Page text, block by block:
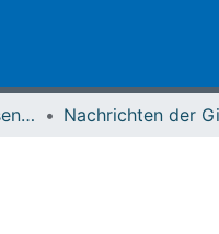
Nachrichten der Giessener Hochschulgesellschaft